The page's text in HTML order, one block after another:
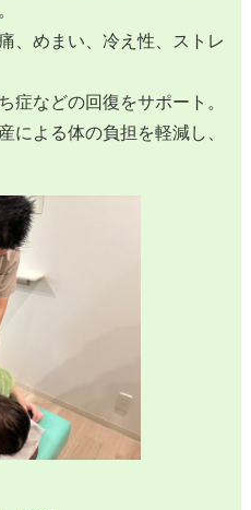
、めまい、冷え性、ストレ
症などの回復をサポート。
による体の負担を軽減し、